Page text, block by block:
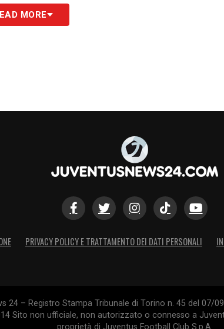
MORE
PRIVACY POLICY E TRATTAMENTO DEI DATI PERSONALI
24 – Registro Stampa Tribunale di Torino n. 45 del 07/
Sito non ufficiale, non autorizzato o connesso a
proprietà di Juventus Football Club S.p.A.